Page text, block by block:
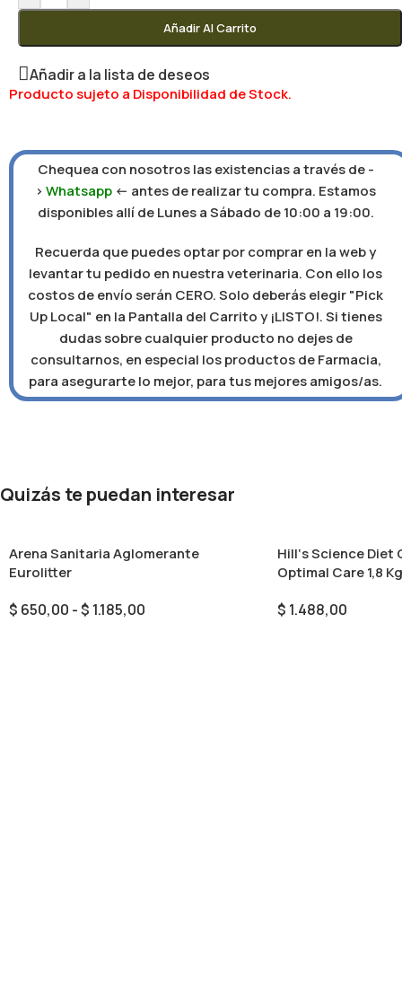
Añadir Al Carrito
Añadir a la lista de deseos
Producto sujeto a Disponibilidad de Stock.
Chequea con nosotros las existencias a través de -
>Whatsapp <- antes de realizar tu compra. Estamos
disponibles allí de Lunes a Sábado de 10:00 a 19:00.
Recuerda que puedes optar por comprar en la web y
levantar tu pedido en nuestra veterinaria. Con ello los
costos de envío serán CERO. Solo deberás elegir "Pick
Up Local" en la Pantalla del Carrito y ¡LISTO!. Si tienes
dudas sobre cualquier producto no dejes de
consultarnos, en especial los productos de Farmacia,
para asegurarte lo mejor, para tus mejores amigos/as.
Quizás te puedan interesar
Arena Sanitaria Aglomerante
Eurolitter
$ 650,00 -$ 1.185,00
Hill‘s Science
Optimal Care 1,8 Kg
$ 1.488,00